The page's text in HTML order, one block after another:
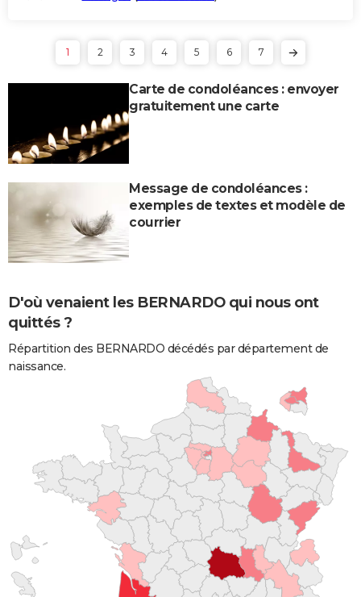
1 2 3 4 5 6 7
Carte de condoléances : envoyer
gratuitement une carte
Message de condoléances :
exemples de textes et modèle de
courrier
D'où venaient les BERNARDO qui nous ont
quittés ?
Répartition des BERNARDO décédés par département de
naissance.